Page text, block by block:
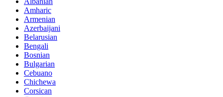
Amharic
Armenian
Azerbaijani
Belarusian
Bengali
Bosnian
Bulgarian
Cebuano
Chichewa
Corsican